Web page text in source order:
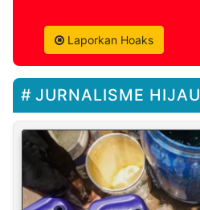
Laporkan Hoaks
JURNALISME HIJAU